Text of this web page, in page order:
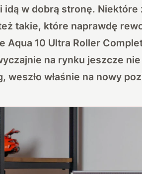
w dobrą stronę. Niektóre
takie, które naprawdę
Aqua 10 Ultra Roller
na rynku jeszcze
weszło właśnie na nowy